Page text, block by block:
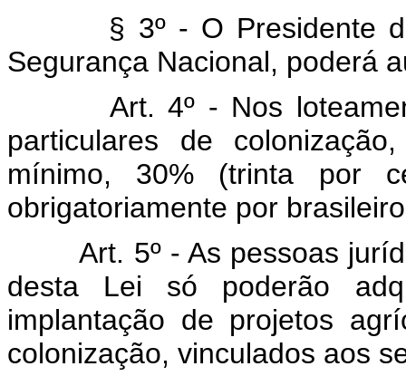
§ 3º - O Presidente
Segurança Nacional, poderá
Art. 4º - Nos
particulares de
mínimo, 30% (trinta por
obrigatoriamente por
Art. 5º - As pessoas
desta Lei só poderão
implantação de projetos
colonização, vinculados aos